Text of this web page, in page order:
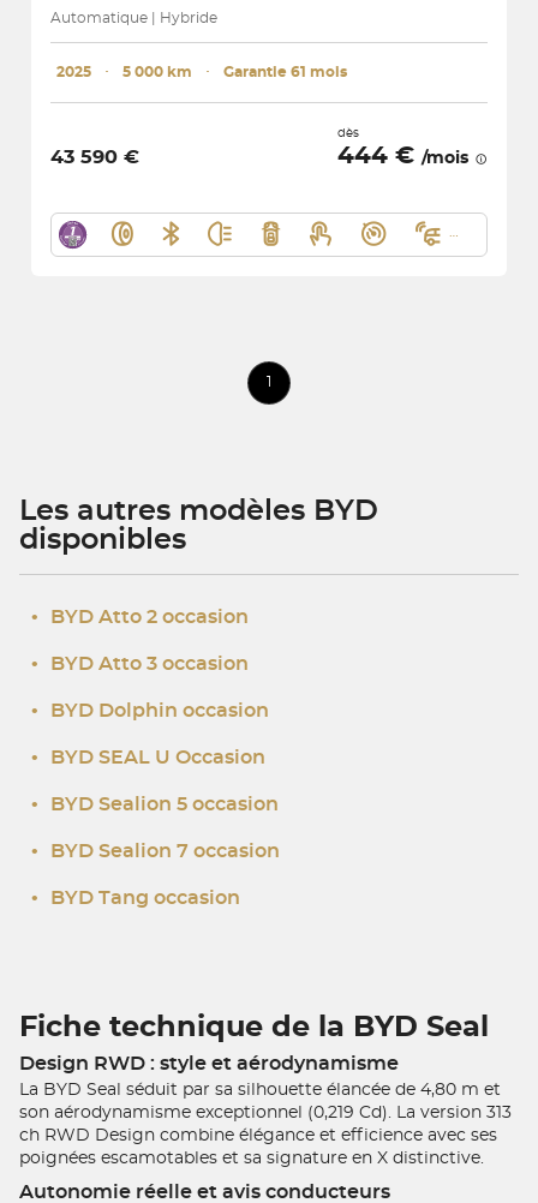
Automatique | Hybride
2025 ･ 5 000 km ･ Garantie 61 mois
43 590 €
dès
444 € /mois
Les autres modèles BYD
disponibles
• BYD Atto 2 occasion
• BYD Atto 3 occasion
• BYD Dolphin occasion
• BYD SEAL U Occasion
• BYD Sealion 5 occasion
• BYD Sealion 7 occasion
• BYD Tang occasion
Fiche technique de la BYD Seal
Design RWD : style et aérodynamisme
La BYD Seal séduit par sa silhouette élancée de 4,80 m et
son aérodynamisme exceptionnel (0,219 Cd). La version 313
ch RWD Design combine élégance et efficience avec ses
poignées escamotables et sa signature en X distinctive.
Autonomie réelle et avis conducteurs